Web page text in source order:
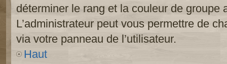
déterminer le rang et la couleur de groupe
L’administrateur peut vous permettre de
via votre panneau de l’utilisateur.
Haut